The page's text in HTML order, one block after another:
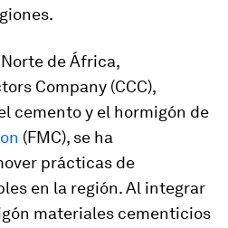
de África,
Company (CCC),
cemento y el hormigón de
(FMC), se ha
prácticas de
en la región. Al integrar
materiales cementicios